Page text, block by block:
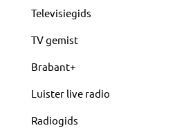
Televisiegids
TV gemist
Brabant+
Luister live radio
Radiogids